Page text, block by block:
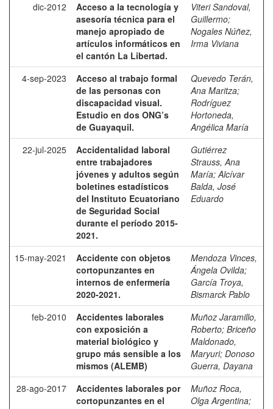
dic-2012
Acceso a la tecnología y
asesoría técnica para el
manejo apropiado de
artículos informáticos en
el cantón La Libertad.
Viteri Sandoval,
Guillermo;
Nogales Núñez,
Irma Viviana
4-sep-2023
Acceso al trabajo formal
de las personas con
discapacidad visual.
Estudio en dos ONG’s
de Guayaquil.
Quevedo Terán,
Ana Maritza;
Rodríguez
Hortoneda,
Angélica María
22-jul-2025
Accidentalidad laboral
entre trabajadores
jóvenes y adultos según
boletines estadísticos
del Instituto Ecuatoriano
de Seguridad Social
durante el período 2015-
2021.
Gutiérrez
Strauss, Ana
María;Alcívar
Balda, José
Eduardo
15-may-2021
Accidente con objetos
cortopunzantes en
internos de enfermería
2020-2021.
Mendoza Vinces,
Ángela Ovilda;
García Troya,
Bismarck Pablo
feb-2010
Accidentes laborales
con exposición a
material biológico y
grupo más sensible a los
mismos (ALEMB)
Muñoz Jaramillo,
Roberto; Briceño
Maldonado,
Maryuri; Donoso
Guerra, Dayana
28-ago-2017
Accidentes laborales por
cortopunzantes en el
Muñoz Roca,
Olga Argentina;